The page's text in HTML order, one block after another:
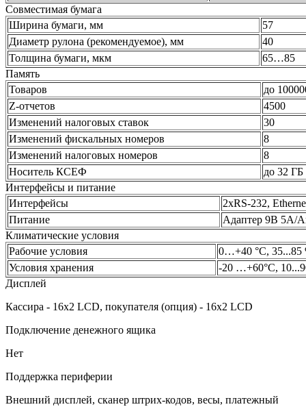
Совместимая бумага
Ширина бумаги, мм
57
Диаметр рулона (рекомендуемое), мм
40
Толщина бумаги, мкм
65…85
Память
Товаров
до
Z-отчетов
4500
Изменений налоговых ставок
30
Изменений фискальных номеров
8
Изменений налоговых номеров
8
Носитель КСЕФ
до 32 ГБ
Интерфейсы и питание
Интерфейсы
2xRS-232,
Питание
Адаптер 9В 5А/
Климатические условия
Рабочие условия
0…+40 °C, 35...85
Условия хранения
-20 …+60°C,
Дисплей
Кассира - 16х2 LCD, покупателя (опция) - 16х2 LCD
Подключение денежного ящика
Нет
Поддержка периферии
Внешний дисплей, сканер штрих-кодов, весы, платежный